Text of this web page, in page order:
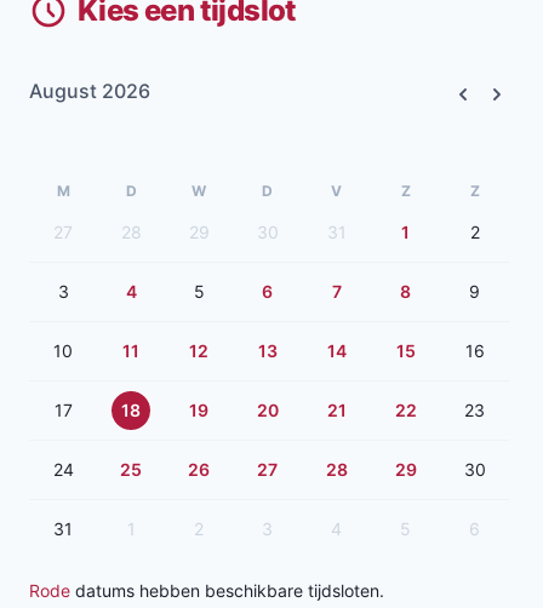
Kies een tijdslot
August 2026
M D W D V Z Z
27 28 29 30 31 1 2
3 4 5 6 7 8 9
10 11 12 13 14 15 16
17 18 19 20 21 22 23
24 25 26 27 28 29 30
31 1 2 3 4 5 6
Rode datums hebben beschikbare tijdsloten.